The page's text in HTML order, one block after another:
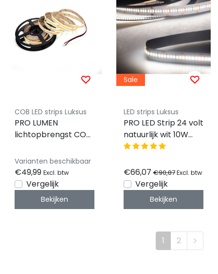
COB LED strips Luksus
PRO LUMEN
lichtopbrengst COB
natuurlijk wit 14W
2500LM 528LED p/m
24VDC IP20 - 5
meter
Varianten beschikbaar
€49,99 Excl. btw
Vergelijk
Bekijken
Sale
LED strips Luksus
PRO LED Strip 24 volt
natuurlijk wit 10W
1000LM 240 LED p/m
meter
€66,07 €90,87Excl. btw
Vergelijk
Bekijken
1 2